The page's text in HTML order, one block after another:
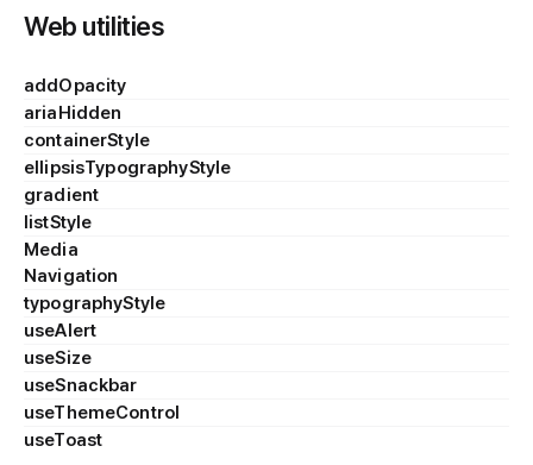
Web utilities
addOpacity
ariaHidden
containerStyle
ellipsisTypographyStyle
gradient
listStyle
Media
Navigation
typographyStyle
useAlert
useSize
useSnackbar
useThemeControl
useToast